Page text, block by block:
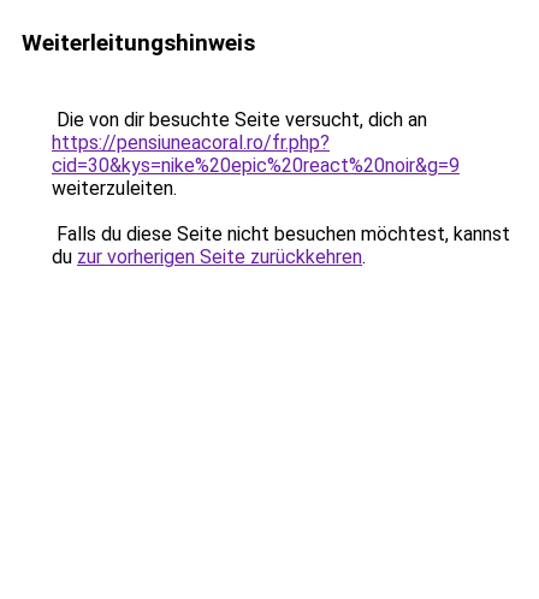
Weiterleitungshinweis
Die von dir besuchte Seite versucht, dich an
https://pensiuneacoral.ro/fr.php?
cid=30&kys=nike%20epic%20react%20noir&g=9
weiterzuleiten.
Falls du diese Seite nicht besuchen möchtest, kannst
du zur vorherigen Seite zurückkehren.